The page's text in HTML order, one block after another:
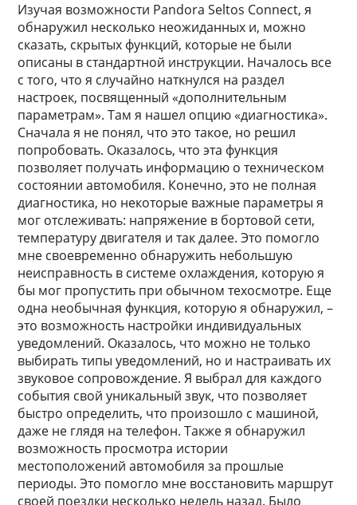
Изучая возможности Pandora Seltos Connect, я
обнаружил несколько неожиданных и, можно
сказать, скрытых функций, которые не были
описаны в стандартной инструкции. Началось все
с того, что я случайно наткнулся на раздел
настроек, посвященный «дополнительным
параметрам». Там я нашел опцию «диагностика».
Сначала я не понял, что это такое, но решил
попробовать. Оказалось, что эта функция
позволяет получать информацию о техническом
состоянии автомобиля. Конечно, это не полная
диагностика, но некоторые важные параметры я
мог отслеживать: напряжение в бортовой сети,
температуру двигателя и так далее. Это помогло
мне своевременно обнаружить небольшую
неисправность в системе охлаждения, которую я
бы мог пропустить при обычном техосмотре. Еще
одна необычная функция, которую я обнаружил, –
это возможность настройки индивидуальных
уведомлений. Оказалось, что можно не только
выбирать типы уведомлений, но и настраивать их
звуковое сопровождение. Я выбрал для каждого
события свой уникальный звук, что позволяет
быстро определить, что произошло с машиной,
даже не глядя на телефон. Также я обнаружил
возможность просмотра истории
местоположений автомобиля за прошлые
периоды. Это помогло мне восстановить маршрут
своей поездки несколько недель назад. Было